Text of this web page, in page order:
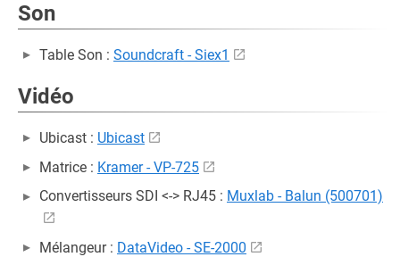
Son
Table Son : Soundcraft - Siex1
Vidéo
Ubicast : Ubicast
Matrice : Kramer - VP-725
Convertisseurs SDI <-> RJ45 : Muxlab - Balun (500701)
Mélangeur : DataVideo - SE-2000